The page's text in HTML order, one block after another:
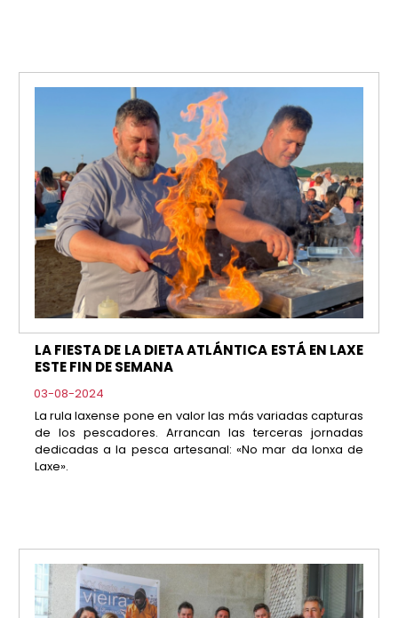
LA FIESTA DE LA DIETA ATLÁNTICA ESTÁ EN LAXE
ESTE FIN DE SEMANA
03-08-2024
La rula laxense pone en valor las más variadas capturas
de los pescadores. Arrancan las terceras jornadas
dedicadas a la pesca artesanal: «No mar da lonxa de
Laxe».